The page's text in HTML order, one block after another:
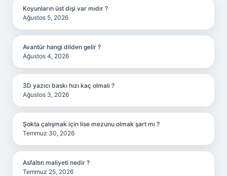
Koyunların üst dişi var mıdır ?
Ağustos 5, 2026
Avantür hangi dilden gelir ?
Ağustos 4, 2026
3D yazıcı baskı hızı kaç olmalı ?
Ağustos 3, 2026
Şokta çalışmak için lise mezunu olmak şart mı ?
Temmuz 30, 2026
Asfaltın maliyeti nedir ?
Temmuz 25, 2026